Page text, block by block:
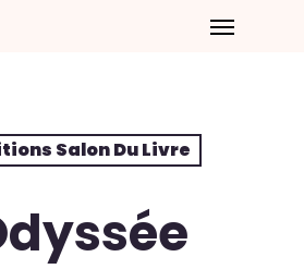
Salon Du Livre